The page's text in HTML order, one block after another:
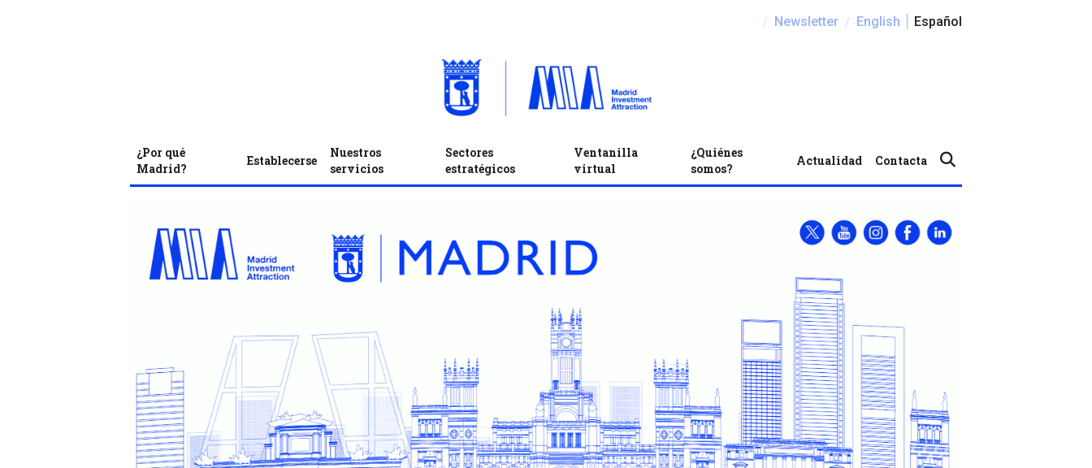
/ Newsletter / English Español
¿Por qué
Madrid?
Establecerse
Nuestros
servicios
Sectores
estratégicos
Ventanilla
virtual
¿Quiénes
somos?
Actualidad Contacta